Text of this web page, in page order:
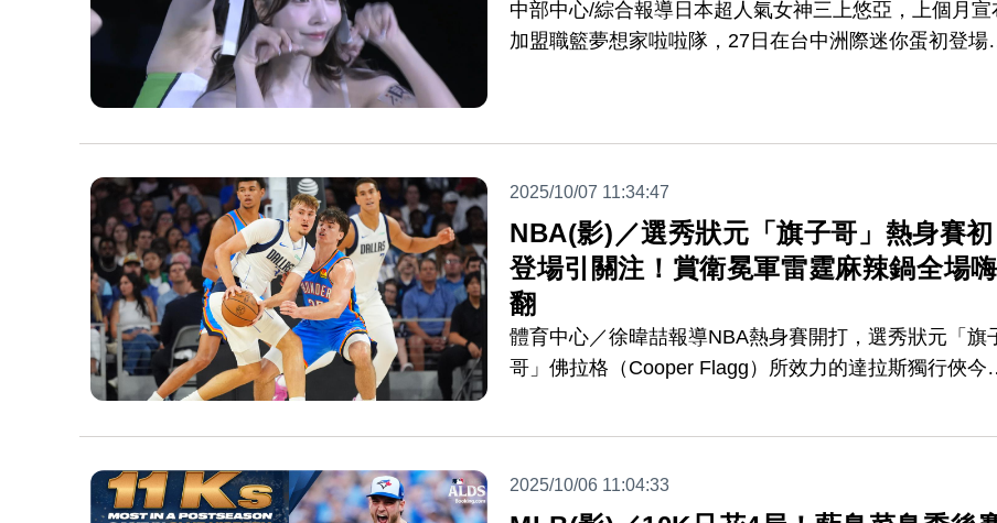
中部中心/綜合報導日本超人氣女神三上悠亞，上個月宣
加盟職籃夢想家啦啦隊，27日在台中洲際迷你蛋初登場
2025/10/07 11:34:47
NBA(影)／選秀狀元「旗子哥」熱身賽初
登場引關注！賞衛冕軍雷霆麻辣鍋全場嗨
翻
體育中心／徐暐喆報導NBA熱身賽開打，選秀狀元「旗
哥」佛拉格（Cooper Flagg）所效力的達拉斯獨行俠今
2025/10/06 11:04:33